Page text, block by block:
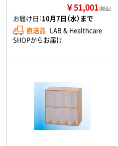
￥51,001（税込）
お届け日：10月7日（水）まで
直送品 LAB & Healthcare
SHOPからお届け